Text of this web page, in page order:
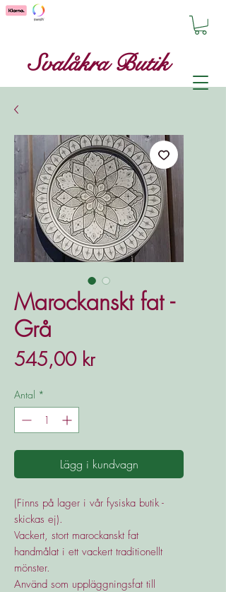
Svalåkra Butik
Marockanskt fat -
Grå
545,00 krPris
Antal *
Lägg i kundvagn
(Finns på lager i vår fysiska butik -
skickas ej).
Vackert, stort marockanskt fat
handmålat i ett vackert traditionellt
mönster.
Använd som uppläggningsfat till